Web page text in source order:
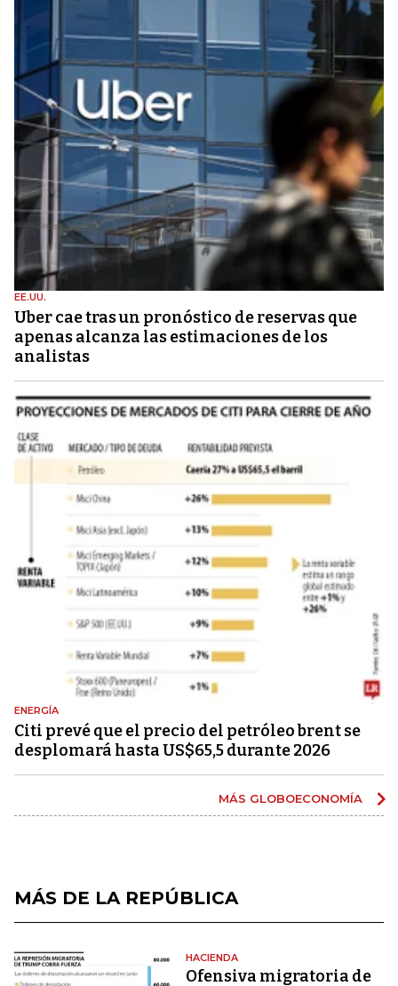
EE.UU.
Uber cae tras un pronóstico de reservas que
apenas alcanza las estimaciones de los
analistas
ENERGÍA
Citi prevé que el precio del petróleo brent se
desplomará hasta US$65,5 durante 2026
MÁS GLOBOECONOMÍA
MÁS DE LA REPÚBLICA
HACIENDA
Ofensiva migratoria de